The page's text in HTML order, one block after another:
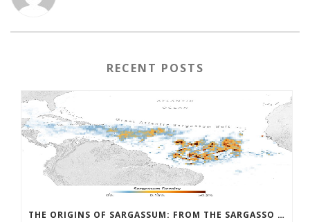
RECENT POSTS
THE ORIGINS OF SARGASSUM: FROM THE SARGASSO SEA TO THE GREAT ATLANTIC SARGASSUM BELT